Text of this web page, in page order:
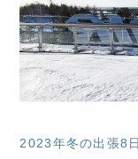
2023年冬の出張8